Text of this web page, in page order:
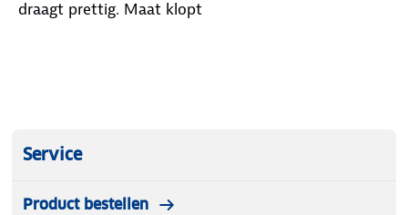
draagt prettig. Maat klopt
Service
Product bestellen